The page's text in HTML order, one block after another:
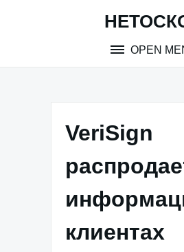
OPEN
VeriSign
клиентах